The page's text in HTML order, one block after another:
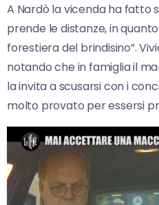
A Nardò la vicenda ha fatto
prende le distanze, in
forestiera del brindisino”.
notando che in famiglia il
la invita a scusarsi con i
molto provato per essersi